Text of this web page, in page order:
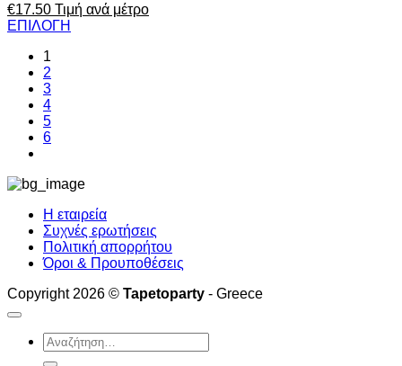
€17.50 Τιμή ανά μέτρο
ΕΠΙΛΟΓΗ
1
2
3
4
5
6
Η εταιρεία
Συχνές ερωτήσεις
Πολιτική απορρήτου
Όροι & Προυποθέσεις
Copyright 2026 © Tapetoparty - Greece
Αναζήτηση
για: